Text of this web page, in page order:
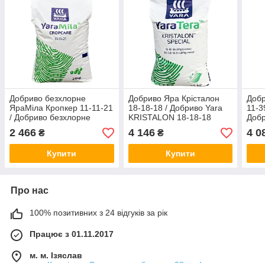
Добриво безхлорне
ЯраМіла Кропкер 11-11-21
/ Добриво безхлорне
YaraMila CROPCARE 11-
11-21 (25 кг)
2 466 ₴
Купити
Добриво Яра Крісталон
18-18-18 / Добриво Yara
KRISTALON 18-18-18
4 146₴
Купити
11-
4
Про нас
100% позитивних з 24 відгуків за рік
Працює з 01.11.2017
м. м. Ізяслав